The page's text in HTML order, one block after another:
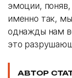
эмоции,
именно так,
однажды нам
это
АВТОР